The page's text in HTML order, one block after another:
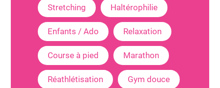
Stretching Haltérophilie
Enfants / Ado Relaxation
Course à pied Marathon
Réathlétisation Gym douce